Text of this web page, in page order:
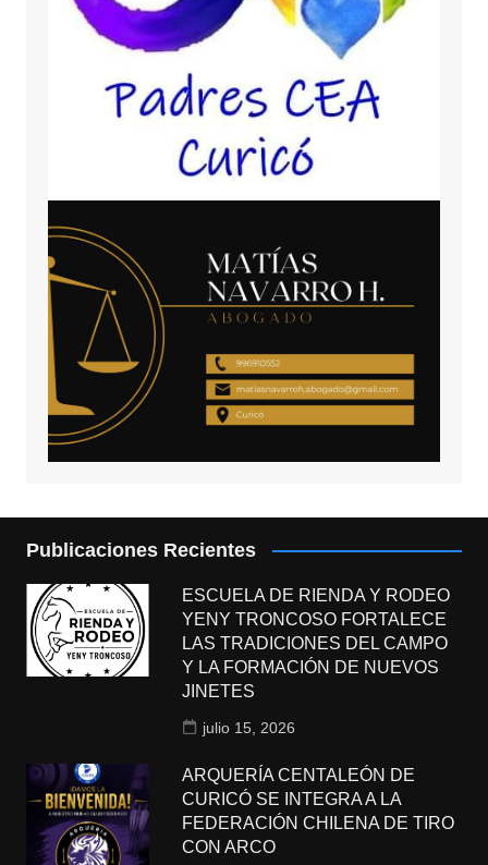
Publicaciones Recientes
ESCUELA DE RIENDA Y RODEO
YENY TRONCOSO FORTALECE
LAS TRADICIONES DEL CAMPO
Y LA FORMACIÓN DE NUEVOS
JINETES
julio 15, 2026
ARQUERÍA CENTALEÓN DE
CURICÓ SE INTEGRA A LA
FEDERACIÓN CHILENA DE TIRO
CON ARCO